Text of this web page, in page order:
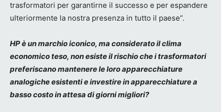
trasformatori per garantirne il successo e per espandere
ulteriormente la nostra presenza in tutto il paese”.
HP è un marchio iconico, ma considerato il clima
economico teso, non esiste il rischio che i trasformatori
preferiscano mantenere le loro apparecchiature
analogiche esistenti e investire in apparecchiature a
basso costo in attesa di giorni migliori?